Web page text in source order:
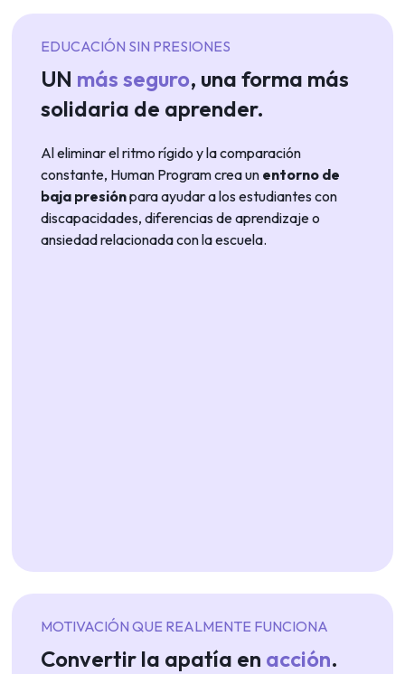
EDUCACIÓN SIN PRESIONES
UN más seguro, una forma más
solidaria de aprender.
Al eliminar el ritmo rígido y la comparación
constante, Human Program crea un entorno de
baja presiónpara ayudar a los estudiantes con
discapacidades, diferencias de aprendizaje o
ansiedad relacionada con la escuela.
MOTIVACIÓN QUE REALMENTE FUNCIONA
Convertir la apatía en acción.